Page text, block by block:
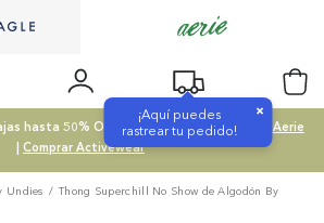
¡Aquí puedes
rastrear tu pedido!
×
hasta 50% OFF |Comprar SALE|Comprar Aerie
| Comprar Activewear
Undies
Thong Superchill No Show de Algodón By